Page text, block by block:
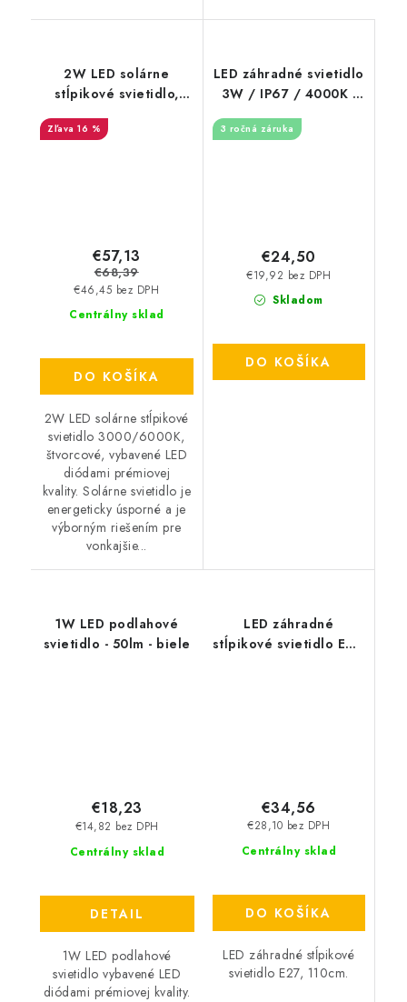
2W LED solárne
stĺpikové svietidlo,
3000/6000K - 110lm -
16 %
Centrálny sklad
€46,45 bez DPH
€57,13
€68,39
DO KOŠÍKA
2W LED solárne stĺpikové
svietidlo 3000/6000K,
štvorcové, vybavené LED
diódami prémiovej
kvality. Solárne svietidlo je
energeticky úsporné a je
výborným riešením pre
vonkajšie...
LED záhradné svietidlo
3W / IP67 / 4000K -
3 ročná záruka
Skladom
€19,92 bez DPH
€24,50
DO KOŠÍKA
1W LED podlahové
svietidlo - 50lm - biele
Centrálny sklad
€14,82 bez DPH
€18,23
DETAIL
1W LED podlahové
svietidlo vybavené LED
diódami prémiovej kvality.
LED záhradné
stĺpikové svietidlo E27,
Centrálny sklad
€28,10 bez DPH
€34,56
DO KOŠÍKA
LED záhradné stĺpikové
svietidlo E27, 110cm.